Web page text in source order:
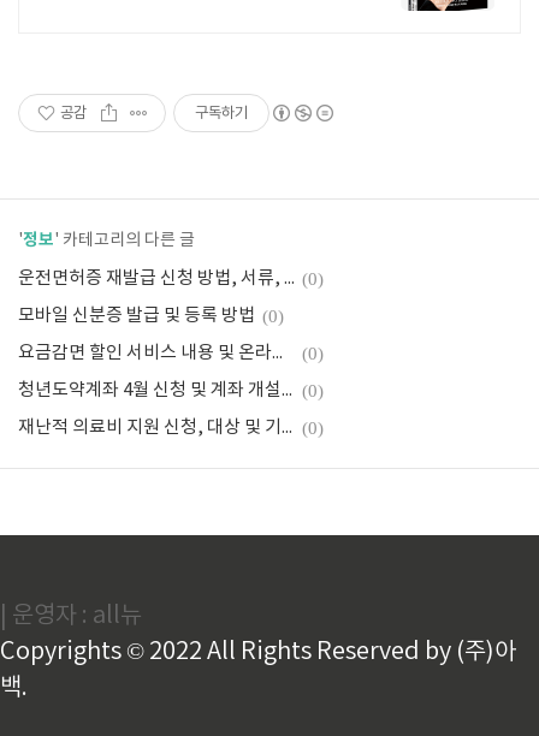
공감 구독하기
'정보' 카테고리의 다른 글
운전면허증 재발급 신청 방법, 서류, 수수료 (0)
모바일 신분증 발급 및 등록 방법 (0)
요금감면 할인 서비스 내용 및 온라인 일괄 신청 방법 (0)
청년도약계좌 4월 신청 및 계좌 개설 기간, 일시 납입 안내 (0)
재난적 의료비 지원 신청, 대상 및 기준, 방법 (0)
| 운영자 : all뉴
Copyrights © 2022 All Rights Reserved by (주)아
백.